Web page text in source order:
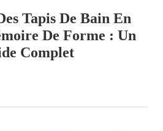
Tapis De Bain En
De Forme : Un
Complet